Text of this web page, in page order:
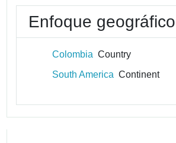
Enfoque geográfico
Colombia Country
South America Continent